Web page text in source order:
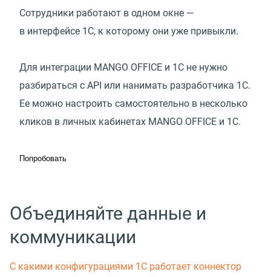
Сотрудники работают в одном окне —
в интерфейсе 1С, к которому они уже привыкли.
Для интеграции MANGO OFFICE и 1C не нужно
разбираться с API или нанимать разработчика 1С.
Ее можно настроить самостоятельно в несколько
кликов в личных кабинетах MANGO OFFICE и 1С.
Попробовать
Объединяйте данные и
коммуникации
С какими конфигурациями 1С работает коннектор